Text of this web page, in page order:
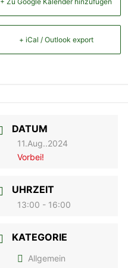
+ iCal / Outlook export
DATUM
11.Aug..2024
Vorbei!
UHRZEIT
13:00 - 16:00
KATEGORIE
Allgemein